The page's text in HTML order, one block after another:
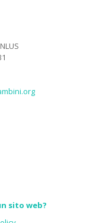
sito web?